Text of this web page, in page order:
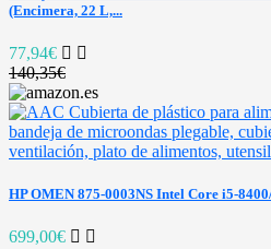
(Encimera, 22 L,...
77,94€
140,35€
HP OMEN 875-0003NS Intel Core i5-
699,00€